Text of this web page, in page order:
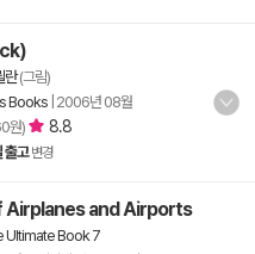
란(그림)
Books 2006년 08월
원) 8.8
출고 변경
Airplanes and Airports
Ultimate Book 7